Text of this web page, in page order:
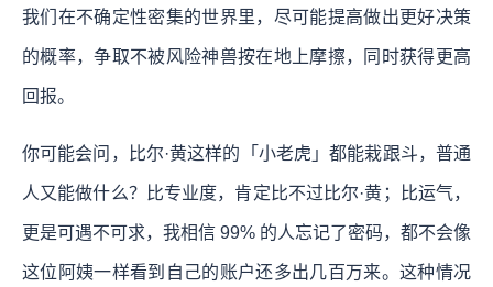
我们在不确定性密集的世界里，尽可能提高做出更好决策
的概率，争取不被风险神兽按在地上摩擦，同时获得更高
回报。
你可能会问，比尔·黄这样的「小老虎」都能栽跟斗，普通
人又能做什么？比专业度，肯定比不过比尔·黄；比运气，
更是可遇不可求，我相信 99% 的人忘记了密码，都不会像
这位阿姨一样看到自己的账户还多出几百万来。这种情况